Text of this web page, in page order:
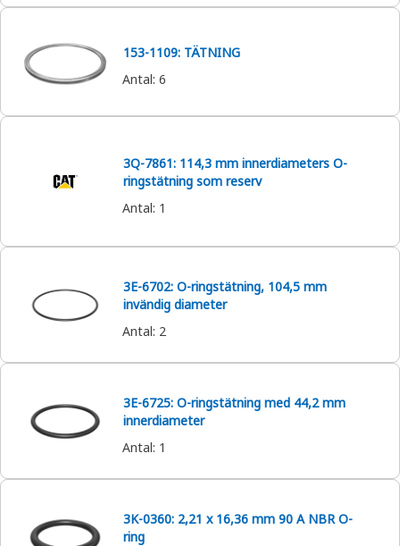
153-1109: TÄTNING
Antal: 6
3Q-7861: 114,3 mm innerdiameters O-
ringstätning som reserv
Antal: 1
3E-6702: O-ringstätning, 104,5 mm
invändig diameter
Antal: 2
3E-6725: O-ringstätning med 44,2 mm
innerdiameter
Antal: 1
3K-0360: 2,21 x 16,36 mm 90 A NBR O-
ring